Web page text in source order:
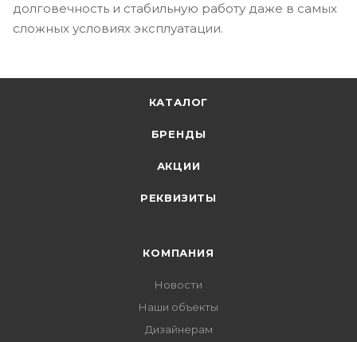
долговечность и стабильную работу даже в самых
сложных условиях эксплуатации.
КАТАЛОГ
БРЕНДЫ
АКЦИИ
РЕКВИЗИТЫ
КОМПАНИЯ
Новости
Наши объекты
Дизайнерам